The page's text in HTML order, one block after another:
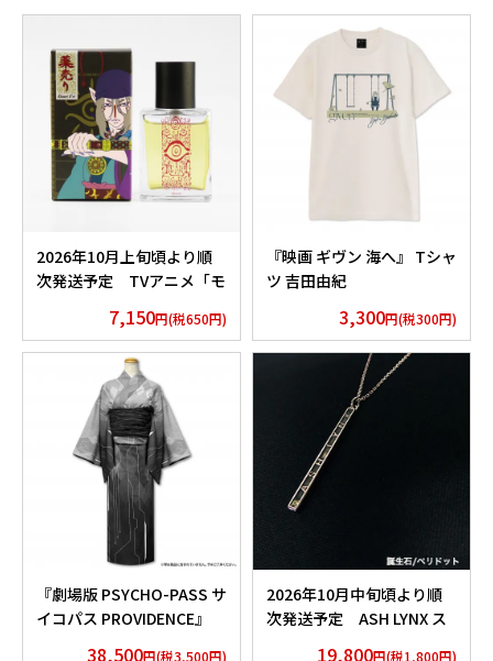
2026年10月上旬頃より順
次発送予定 TVアニメ「モ
7,150円(税650円)
『映画 ギヴン 海へ』 Tシャ
ツ 吉田由紀
3,300円(税300円)
『劇場版 PSYCHO-PASS サ
イコパス PROVIDENCE』
38,500円(税3,500円)
2026年10月中旬頃より順
次発送予定 ASH LYNX ス
19,800円(税1,800円)